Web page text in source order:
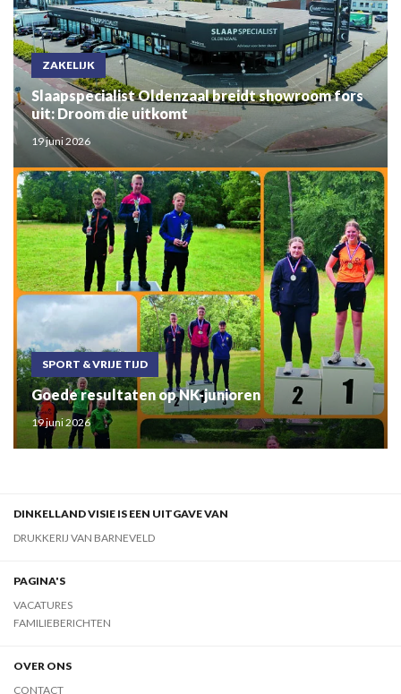
ZAKELIJK
Slaapspecialist Oldenzaal breidt showroom fors
uit: Droom die uitkomt
19 juni 2026
SPORT & VRIJE TIJD
Goede resultaten op NK-junioren
19 juni 2026
DINKELLAND VISIE IS EEN UITGAVE VAN
DRUKKERIJ VAN BARNEVELD
PAGINA'S
VACATURES
FAMILIEBERICHTEN
OVER ONS
CONTACT